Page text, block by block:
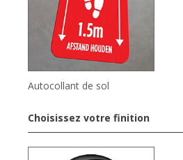
Autocollant de sol
Choisissez votre finition